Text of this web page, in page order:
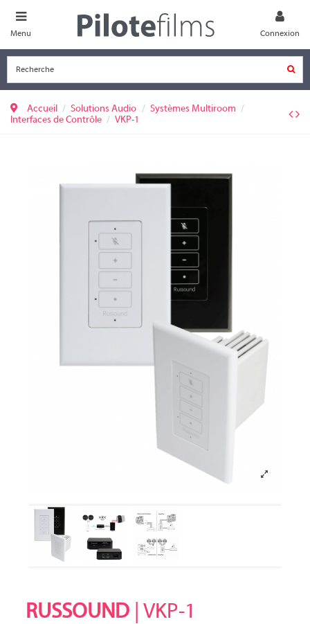
Menu Connexion
Accueil Solutions Audio
Systèmes Multiroom
Interfaces de Contrôle
VKP-1
RUSSOUND | VKP-1